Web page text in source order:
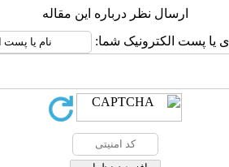
ارسال نظر درباره این مقاله
یا پست الکترونیک شما: